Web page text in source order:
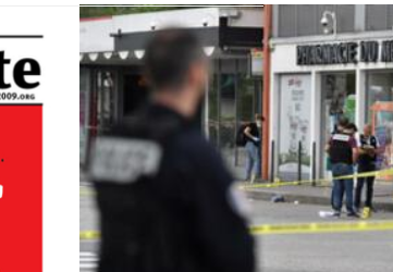
Histoire